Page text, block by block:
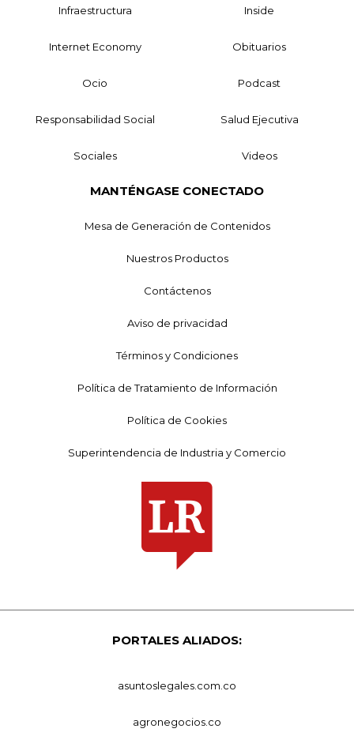
Infraestructura Inside
Internet Economy Obituarios
Ocio Podcast
Responsabilidad Social Salud Ejecutiva
Sociales Videos
MANTÉNGASE CONECTADO
Mesa de Generación de Contenidos
Nuestros Productos
Contáctenos
Aviso de privacidad
Términos y Condiciones
Política de Tratamiento de Información
Política de Cookies
Superintendencia de Industria y Comercio
PORTALES ALIADOS:
asuntoslegales.com.co
agronegocios.co